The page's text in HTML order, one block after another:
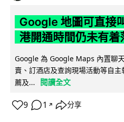
Google 地圖可直
港開通時間仍未有着
Google 為 Google Maps 內置聊
賣、訂酒店及查詢現場活動等自
薦及...
閱讀全文
9 1 ↗ 分享